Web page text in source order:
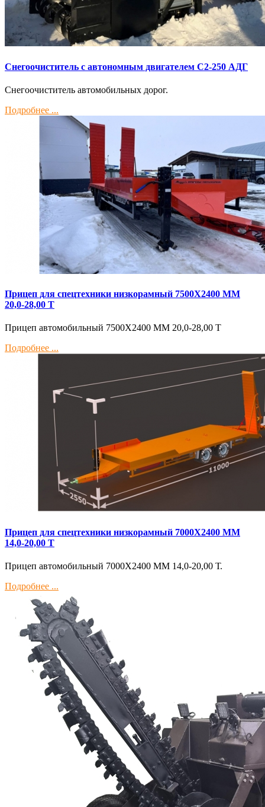
Снегоочиститель с автономным двигателем С2-250 АДГ
Снегоочиститель автомобильных дорог.
Подробнее ...
Прицеп для спецтехники низкорамный 7500Х2400 ММ
20,0-28,00 Т
Прицеп автомобильный 7500Х2400 ММ 20,0-28,00 Т
Подробнее ...
Прицеп для спецтехники низкорамный 7000Х2400 ММ
14,0-20,00 Т
Прицеп автомобильный 7000Х2400 ММ 14,0-20,00 Т.
Подробнее ...